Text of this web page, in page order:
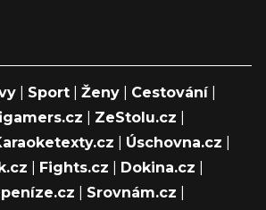
Sport Ženy Cestování|
ZeStolu.cz
Úschovna.cz
Fights.cz Dokina.cz
Srovnám.cz